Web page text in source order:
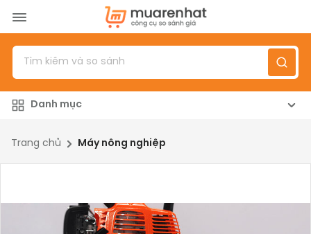
Menu
Sản phẩm
Đánh giá sản phẩm
Danh mục
Trang chủ Máy nông nghiệp